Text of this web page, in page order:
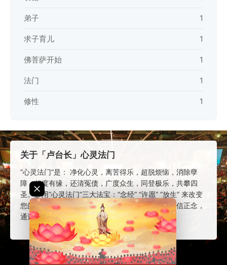
弟子 1
求子育儿 1
佛菩萨开始 1
法门 1
修性 1
关于「卢台长」心灵法门
“心灵法门”是： 净化心灵，离苦得乐，超脱烦恼，消除孽
障，超度有缘，还清冤债，广度众生，同登极乐，共攀四
圣。妙用“心灵法门”三大法宝：“念经” “许愿” “放生” 来改变
您的命运。 “卢台长”的 “心灵法门”，让信众树立正信正念，
通过学习读诵正统佛教经文来解决生活中的困难。